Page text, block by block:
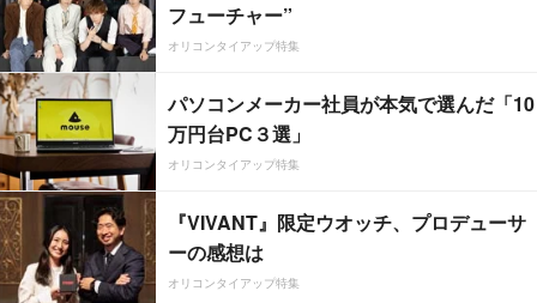
フューチャー”
オリコンタイアップ特集
パソコンメーカー社員が本気で選んだ「10
万円台PC３選」
オリコンタイアップ特集
『VIVANT』限定ウオッチ、プロデューサ
ーの感想は
オリコンタイアップ特集